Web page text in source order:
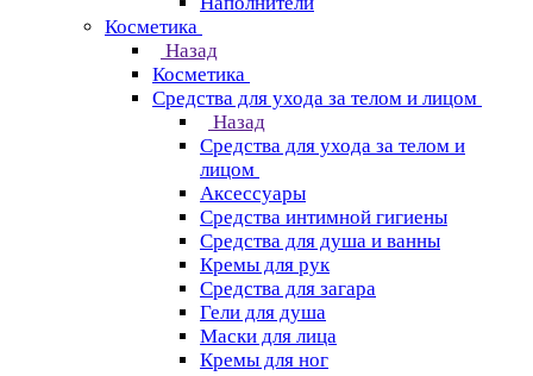
Косметика
Назад
Косметика
Средства для ухода за телом и лицом
Назад
Средства для ухода за телом и
лицом
Аксессуары
Средства интимной гигиены
Средства для душа и ванны
Кремы для рук
Средства для загара
Гели для душа
Маски для лица
Кремы для ног